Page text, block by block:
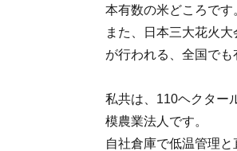
本有数の米どころです
また、日本三大花火
が行われる、全国でも
私共は、110ヘクター
模農業法人です。
自社倉庫で低温管理